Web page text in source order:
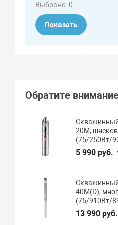
Выбрано:0
Показать
Обратите
Скважинный
20M,
(75/250Вт/
5 990 руб.
40M(D),
(75/910Вт/
13 990 руб.